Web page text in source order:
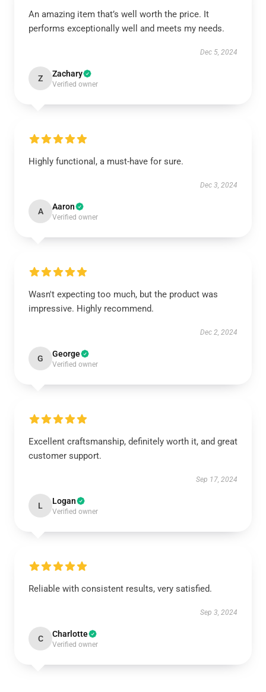
An amazing item that’s well worth the price. It
performs exceptionally well and meets my needs.
Dec 5, 2024
Z Zachary
Verified owner
Highly functional, a must-have for sure.
Dec 3, 2024
A Aaron
Verified owner
Wasn't expecting too much, but the product was
impressive. Highly recommend.
Dec 2, 2024
G George
Verified owner
Excellent craftsmanship, definitely worth it, and great
customer support.
Sep 17, 2024
L Logan
Verified owner
Reliable with consistent results, very satisfied.
Sep 3, 2024
C Charlotte
Verified owner